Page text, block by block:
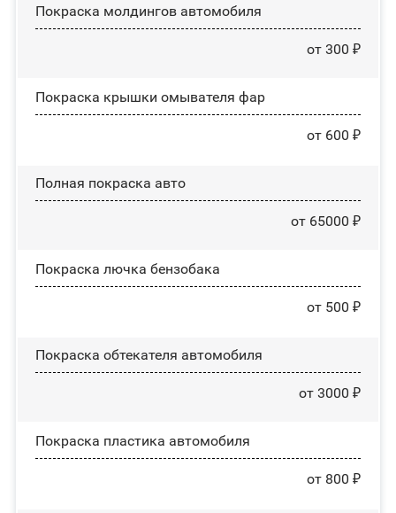
Покраска молдингов автомобиля
от 300 ₽
Покраска крышки омывателя фар
от 600 ₽
Полная покраска авто
от 65000 ₽
Покраска лючка бензобака
от 500 ₽
Покраска обтекателя автомобиля
от 3000 ₽
Покраска пластика автомобиля
от 800 ₽